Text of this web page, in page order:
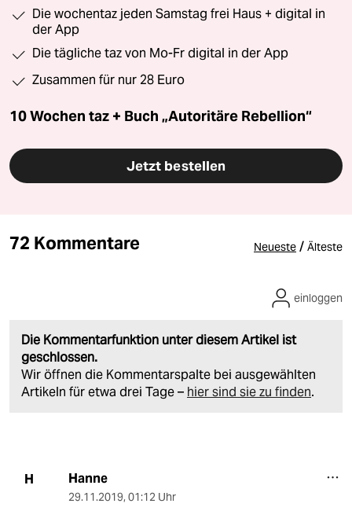
Die wochentaz jeden Samstag frei Haus + digital in
der App
Die tägliche taz von Mo-Fr digital in der App
Zusammen für nur 28 Euro
10 Wochen taz + Buch „Autoritäre Rebellion“
Jetzt bestellen
72 Kommentare Neueste / Älteste
Die Kommentarfunktion unter diesem Artikel ist
geschlossen.
Wir öffnen die Kommentarspalte bei ausgewählten
Artikeln für etwa drei Tage – hier sind sie zu finden.
einloggen
H Hanne
29.11.2019, 01:12 Uhr